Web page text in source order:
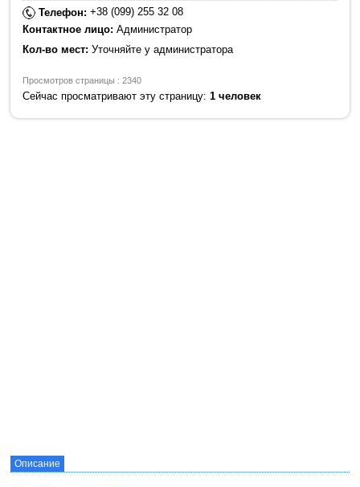
Телефон:+38 (099) 255 32 08
Контактное лицо: Администратор
Кол-во мест: Уточняйте у администратора
Просмотров страницы : 2340
Сейчас просматривают эту страницу:1 человек
Описание